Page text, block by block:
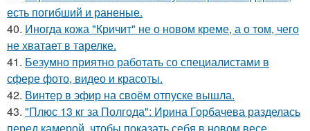
есть погибший и раненые.
40. Иногда кожа "Кричит" не о новом креме, а о том, чего
не хватает в тарелке.
41. Безумно приятно работать со специалистами в
сфере фото, видео и красоты.
42. Винтер в эфир на своём отпуске вышла.
43. "Плюс 13 кг за Полгода": Ирина Горбачева разделась
перед камерой, чтобы показать себя в новом весе.